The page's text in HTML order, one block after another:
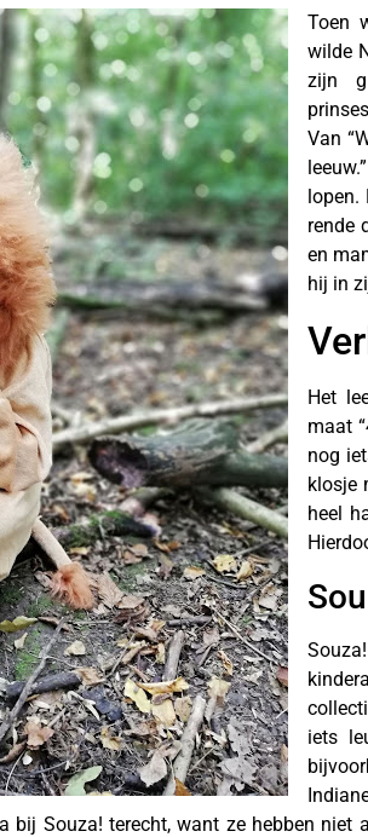
Toen
wilde
zijn
Van
lopen.
rende
en
hij in
Het
maat
nog
klosje
heel
iets
Souza! terecht, want ze hebben niet